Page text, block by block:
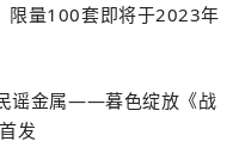
限量100套即将于2023年